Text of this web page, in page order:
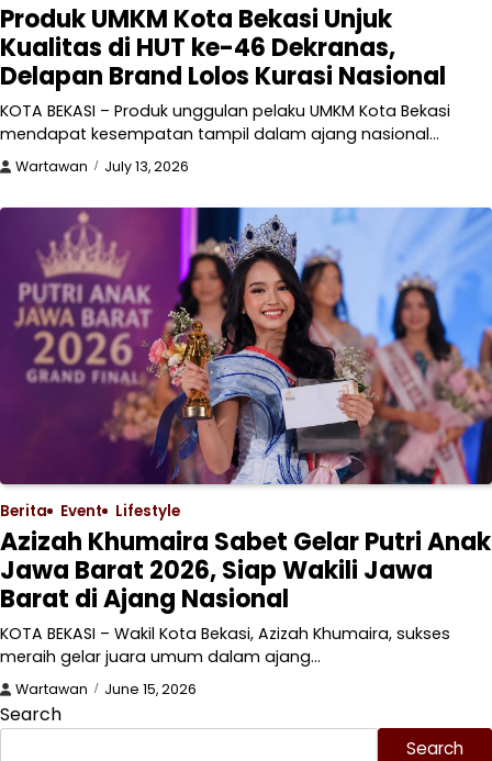
Produk UMKM Kota Bekasi Unjuk
Kualitas di HUT ke-46 Dekranas,
Delapan Brand Lolos Kurasi Nasional
KOTA BEKASI – Produk unggulan pelaku UMKM Kota Bekasi
mendapat kesempatan tampil dalam ajang nasional…
Wartawan July 13, 2026
Berita Event Lifestyle
Azizah Khumaira Sabet Gelar Putri Anak
Jawa Barat 2026, Siap Wakili Jawa
Barat di Ajang Nasional
KOTA BEKASI – Wakil Kota Bekasi, Azizah Khumaira, sukses
meraih gelar juara umum dalam ajang…
Wartawan June 15, 2026
Search
Search